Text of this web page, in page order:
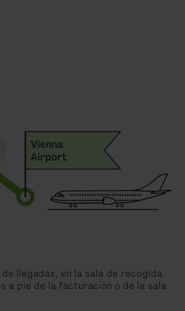
llegadas, en la sala de recogida
a pie de la facturación o de la sala